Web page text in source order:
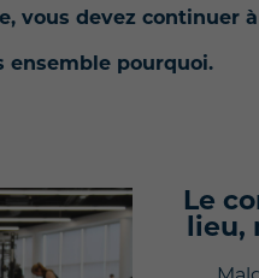
vous devez continuer
ensemble pourquoi.
Le
lieu,